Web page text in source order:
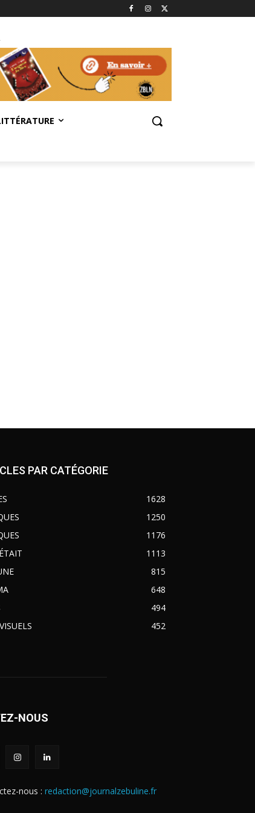
PAR CATÉGORIE
1628
1250
1176
1113
815
648
494
452
NOUS
nous : redaction@journalzebuline.fr